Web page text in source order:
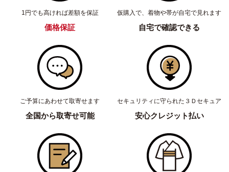
1円でも高ければ差額を保証
価格保証
仮購入で、着物や帯が自宅で見れます
自宅で確認できる
ご予算にあわせて取寄せます
全国から取寄せ可能
セキュリティに守られた３Ｄセキュア
安心クレジット払い